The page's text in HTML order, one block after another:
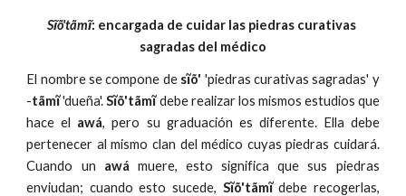
Sĩõ'tãmĩ: encargada de cuidar las piedras curativas
sagradas del médico
El nombre se compone de sĩõ' 'piedras curativas sagradas' y
-tãmĩ'dueña'.Sĩõ'tãmĩdebe realizar los mismos estudios que
hace el awá, pero su graduación es diferente. Ella debe
pertenecer al mismo clan del médico cuyas piedras cuidará.
Cuando un awá muere, esto significa que sus piedras
enviudan; cuando esto sucede, Sĩõ'tãmĩdebe recogerlas,